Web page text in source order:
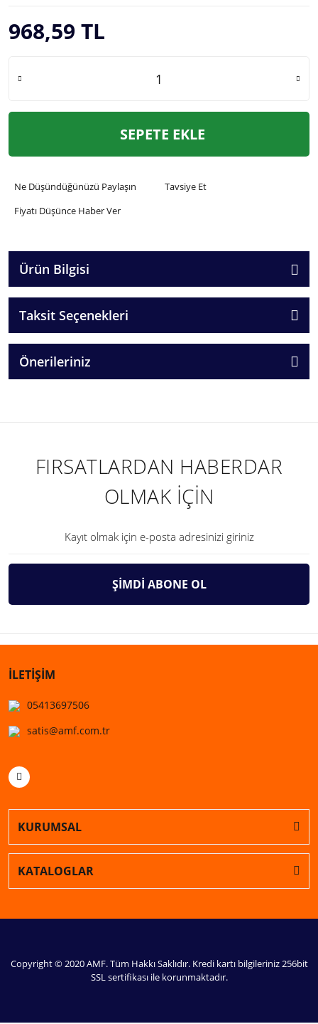
968,59 TL
SEPETE EKLE
Ne Düşündüğünüzü Paylaşın
Tavsiye Et
Fiyatı Düşünce Haber Ver
Ürün Bilgisi
Taksit Seçenekleri
Önerileriniz
FIRSATLARDAN HABERDAR
OLMAK İÇİN
ŞİMDİ ABONE OL
İLETİŞİM
05413697506
satis@amf.com.tr
KURUMSAL
KATALOGLAR
Copyright © 2020 AMF. Tüm Hakkı Saklıdır. Kredi kartı bilgileriniz 256bit
SSL sertifikası ile korunmaktadır.